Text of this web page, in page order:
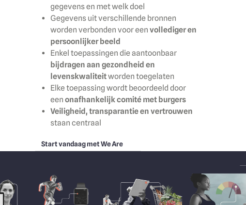
gegevens en met welk doel
Gegevens uit verschillende bronnen
worden verbonden voor een vollediger en
persoonlijker beeld
Enkel toepassingen die aantoonbaar
bijdragen aan gezondheid en
levenskwaliteitworden toegelaten
Elke toepassing wordt beoordeeld door
een onafhankelijk comité met burgers
Veiligheid, transparantie en vertrouwen
staan centraal
Start vandaag met We Are
Image